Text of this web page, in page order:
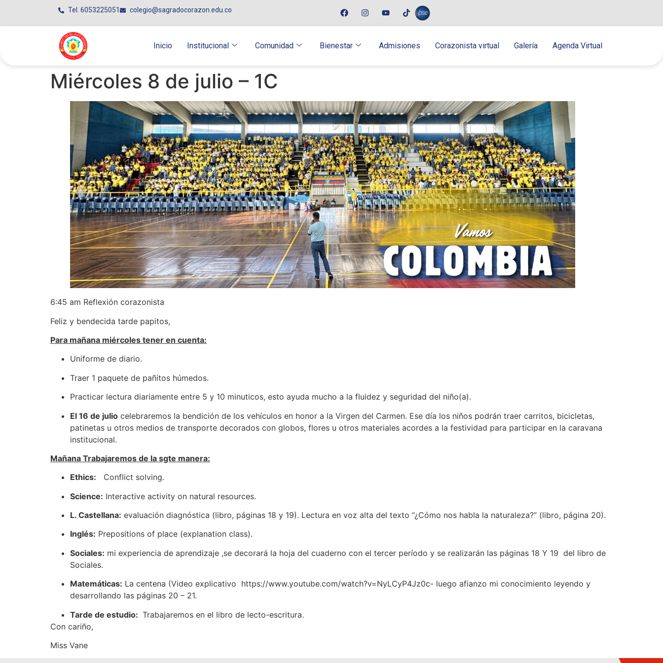
Tel. 6053225051 colegio@sagradocorazon.edu.co
Inicio Institucional Comunidad Bienestar Admisiones Corazonista virtual Galería Agenda Virtual
Miércoles 8 de julio – 1C
6:45 am Reflexión corazonista
Feliz y bendecida tarde papitos,
Para mañana miércoles tener en cuenta:
Uniforme de diario.
Traer 1 paquete de pañitos húmedos.
Practicar lectura diariamente entre 5 y 10 minuticos, esto ayuda mucho a la fluidez y seguridad del niño(a).
El 16 de julio celebraremos la bendición de los vehículos en honor a la Virgen del Carmen. Ese día los niños podrán traer carritos, bicicletas,
patinetas u otros medios de transporte decorados con globos, flores u otros materiales acordes a la festividad para participar en la caravana
institucional.
Mañana Trabajaremos de la sgte manera:
Ethics: Conflict solving.
Science: Interactive activity on natural resources.
L. Castellana: evaluación diagnóstica (libro, páginas 18 y 19). Lectura en voz alta del texto “¿Cómo nos habla la naturaleza?” (libro, página 20).
Inglés: Prepositions of place (explanation class).
Sociales: mi experiencia de aprendizaje ,se decorará la hoja del cuaderno con el tercer período y se realizarán las páginas 18 Y 19 del libro de
Sociales.
Matemáticas: La centena (Video explicativo https://www.youtube.com/watch?v=NyLCyP4Jz0c- luego afianzo mi conocimiento leyendo y
desarrollando las páginas 20 – 21.
Tarde de estudio: Trabajaremos en el libro de lecto-escritura.
Con cariño,
Miss Vane